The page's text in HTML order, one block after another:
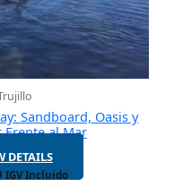
Sandboard, Oasis y
Frente al Mar
DETAILS
IGV Incluido